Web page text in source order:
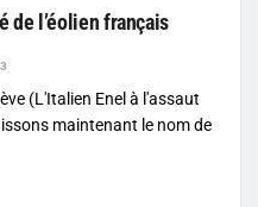
de l’éolien français
3
(L'Italien Enel à l'assaut
maintenant le nom de